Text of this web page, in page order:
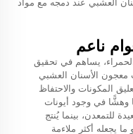
ناعم
يساهم في تحقيق
معجون الأسنان العشبي
المكونات والاحتفاظ
وهشًّا في وجود أيونات
للتمعدن، بينما يُنتج
ما يجعله أكثر ملاءمة